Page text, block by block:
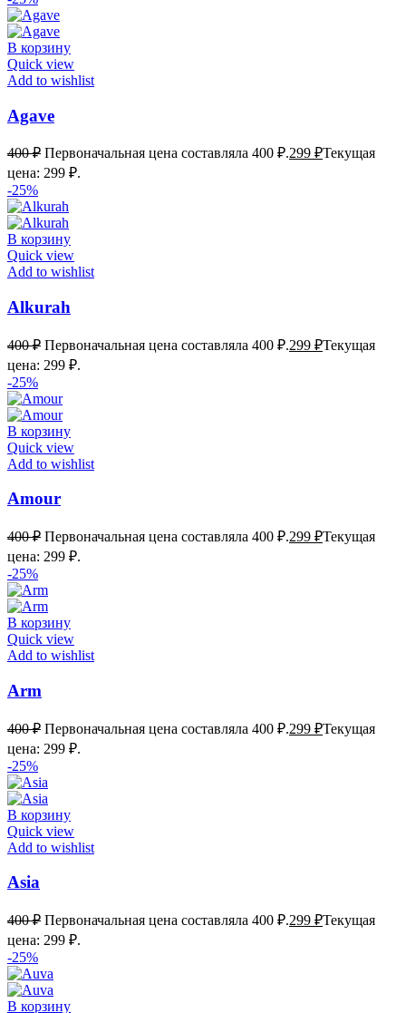
В корзину
Quick view
Add to wishlist
Agave
400₽ Первоначальная цена составляла 400 ₽.299 ₽Текущая
цена: 299 ₽.
-25%
В корзину
Quick view
Add to wishlist
Alkurah
400₽ Первоначальная цена составляла 400 ₽.299 ₽Текущая
цена: 299 ₽.
-25%
В корзину
Quick view
Add to wishlist
Amour
400₽ Первоначальная цена составляла 400 ₽.299 ₽Текущая
цена: 299 ₽.
-25%
В корзину
Quick view
Add to wishlist
Arm
400₽ Первоначальная цена составляла 400 ₽.299 ₽Текущая
цена: 299 ₽.
-25%
В корзину
Quick view
Add to wishlist
Asia
400₽ Первоначальная цена составляла 400 ₽.299 ₽Текущая
цена: 299 ₽.
-25%
В корзину